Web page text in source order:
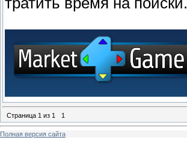
Страница 1 из 1 1
Полная версия сайта